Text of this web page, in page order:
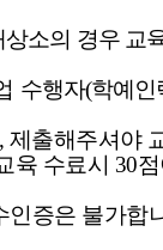
상소의 경우 교
수행자(학예
, 제출해주셔야
육 수료시 30
인증은 불가합